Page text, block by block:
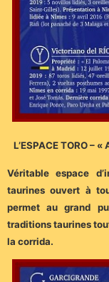
L’ESPACE TORO –
Véritable espace
taurines ouvert à
permet au grand
traditions taurines
la corrida.